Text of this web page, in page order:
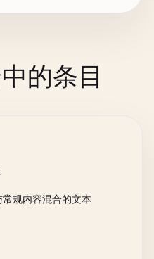
的条目
规内容混合的文本